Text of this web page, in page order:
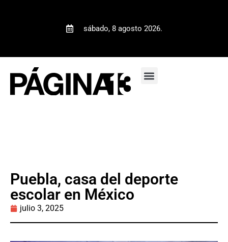
sábado, 8 agosto 2026.
Puebla, casa del deporte
escolar en México
julio 3, 2025